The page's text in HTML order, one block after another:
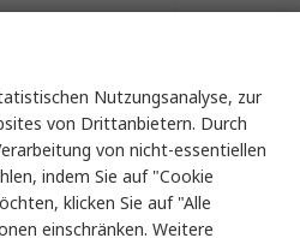
Nutzungsanalyse, zur
von Drittanbietern. Durch
von nicht-essentiellen
indem Sie auf "Cookie
klicken Sie auf "Alle
einschränken. Weitere